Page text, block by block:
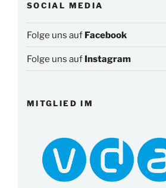
SOCIAL MEDIA
Folge uns auf Facebook
Folge uns auf Instagram
MITGLIED IM